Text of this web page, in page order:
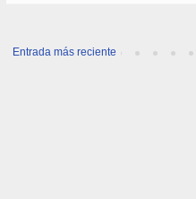
Entrada más reciente